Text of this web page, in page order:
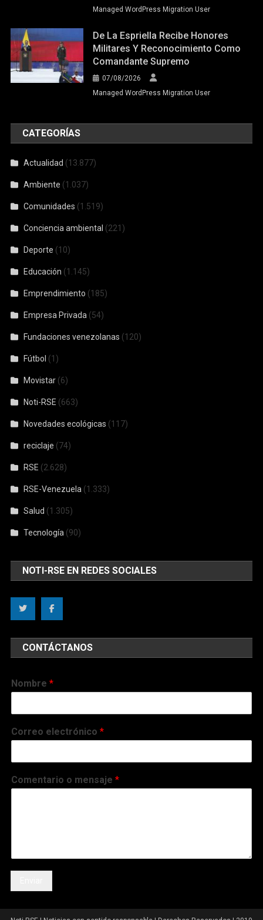
Managed WordPress Migration User
De La Espriella Recibe Honores
Militares Y Reconocimiento Como
Comandante Supremo
07/08/2026
Managed WordPress Migration User
CATEGORÍAS
Actualidad (13.877)
Ambiente (1.037)
Comunidades (1.519)
Conciencia ambiental (221)
Deporte (10)
Educación (1.145)
Emprendimiento (185)
Empresa Privada (54)
Fundaciones venezolanas (120)
Fútbol (1)
Movistar (6)
Noti-RSE (663)
Novedades ecológicas (117)
reciclaje (74)
RSE (2.628)
RSE-Venezuela (1.333)
Salud (1.305)
Tecnología (90)
NOTI-RSE EN REDES SOCIALES
CONTÁCTANOS
Nombre*
Correo electrónico*
Comentario o mensaje*